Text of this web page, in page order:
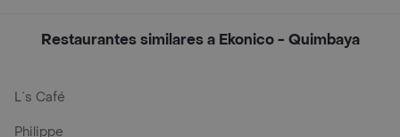
Restaurantes similares a Ekonico - Quimbaya
L´s Café
Philippe